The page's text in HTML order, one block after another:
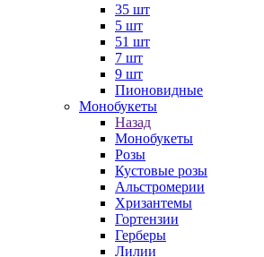
35 шт
5 шт
51 шт
7 шт
9 шт
Пионовидные
Монобукеты
Назад
Монобукеты
Розы
Кустовые розы
Альстромерии
Хризантемы
Гортензии
Герберы
Лилии